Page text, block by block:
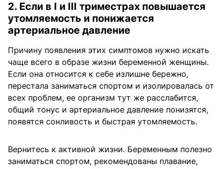
2. Если в I и III триместрах повышается
утомляемость и понижается
артериальное давление
Причину появления этих симптомов нужно искать
чаще всего в образе жизни беременной женщины.
Если она относится к себе излишне бережно,
перестала заниматься спортом и изолировалась от
всех проблем, ее организм тут же расслабится,
общий тонус и артериальное давление понизятся,
появятся сонливость и быстрая утомляемость.
Вернитесь к активной жизни. Беременным полезно
заниматься спортом, рекомендованы плавание,